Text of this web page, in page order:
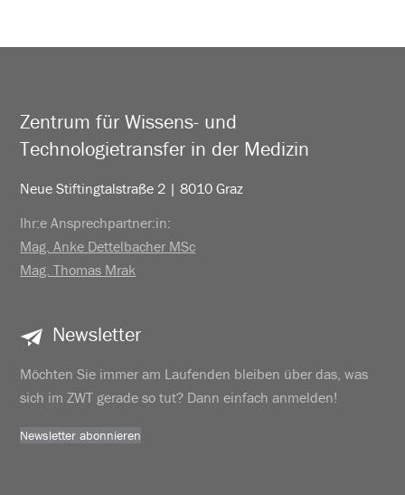
Zentrum für Wissens- und
Technologietransfer in der Medizin
Neue Stiftingtalstraße 2 | 8010 Graz
Ihr:e Ansprechpartner:in:
Mag. Anke Dettelbacher MSc
Mag. Thomas Mrak
Newsletter
Möchten Sie immer am Laufenden bleiben über das, was
sich im ZWT gerade so tut? Dann einfach anmelden!
Newsletter abonnieren